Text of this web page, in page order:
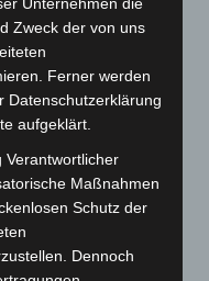
von 8:00
31.08.2023
Carl-Neubert-
betrifft jeden
Zweck der von uns
Ferner werden
Datenschutzerklärung
aufgeklärt.
Verantwortlicher
Maßnahmen
Schutz der
Dennoch